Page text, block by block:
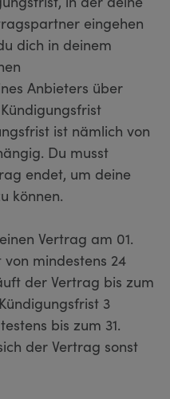
eingehen
dich in deinem
Anbieters über
ist nämlich von
Du musst
endet, um deine
können.
Vertrag am 01.
mindestens 24
der Vertrag bis zum
3
bis zum 31.
der Vertrag sonst